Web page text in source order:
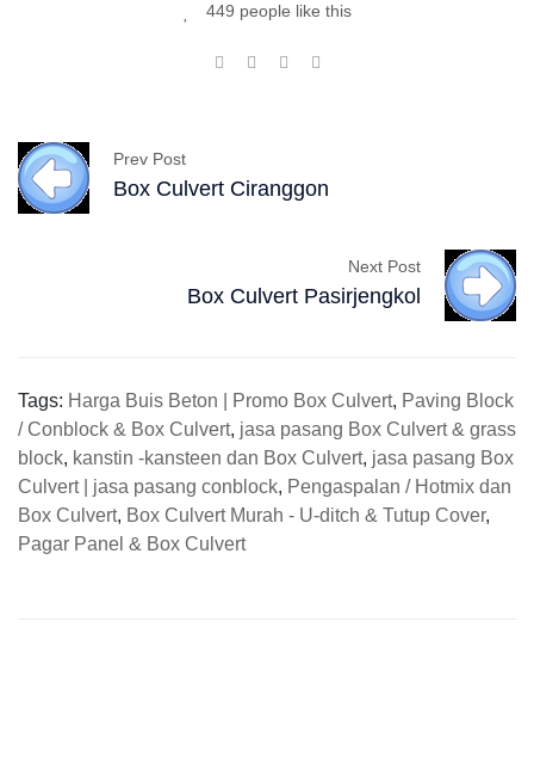
449 people like this
Prev Post
Box Culvert Ciranggon
Next Post
Box Culvert Pasirjengkol
Tags: Harga Buis Beton | Promo Box Culvert, Paving Block
/ Conblock & Box Culvert, jasa pasang Box Culvert & grass
block, kanstin -kansteen dan Box Culvert, jasa pasang Box
Culvert | jasa pasang conblock, Pengaspalan / Hotmix dan
Box Culvert, Box Culvert Murah - U-ditch & Tutup Cover,
Pagar Panel & Box Culvert